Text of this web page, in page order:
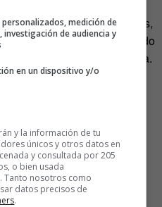
dura y no hay consenso, titis,
que no falla: bien localizado
seguir la llamada de la birra.
medición de
investigación de audiencia y
en un dispositivo y/o
y la información de tu
únicos y otros datos en
y consultada por 205
o bien usada
Tanto nosotros como
datos precisos de
.